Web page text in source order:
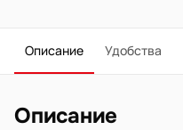
Описание Удобства
Описание